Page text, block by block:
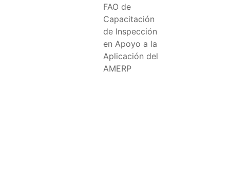
FAO de
Capacitación
de Inspección
en Apoyo a la
Aplicación del
AMERP